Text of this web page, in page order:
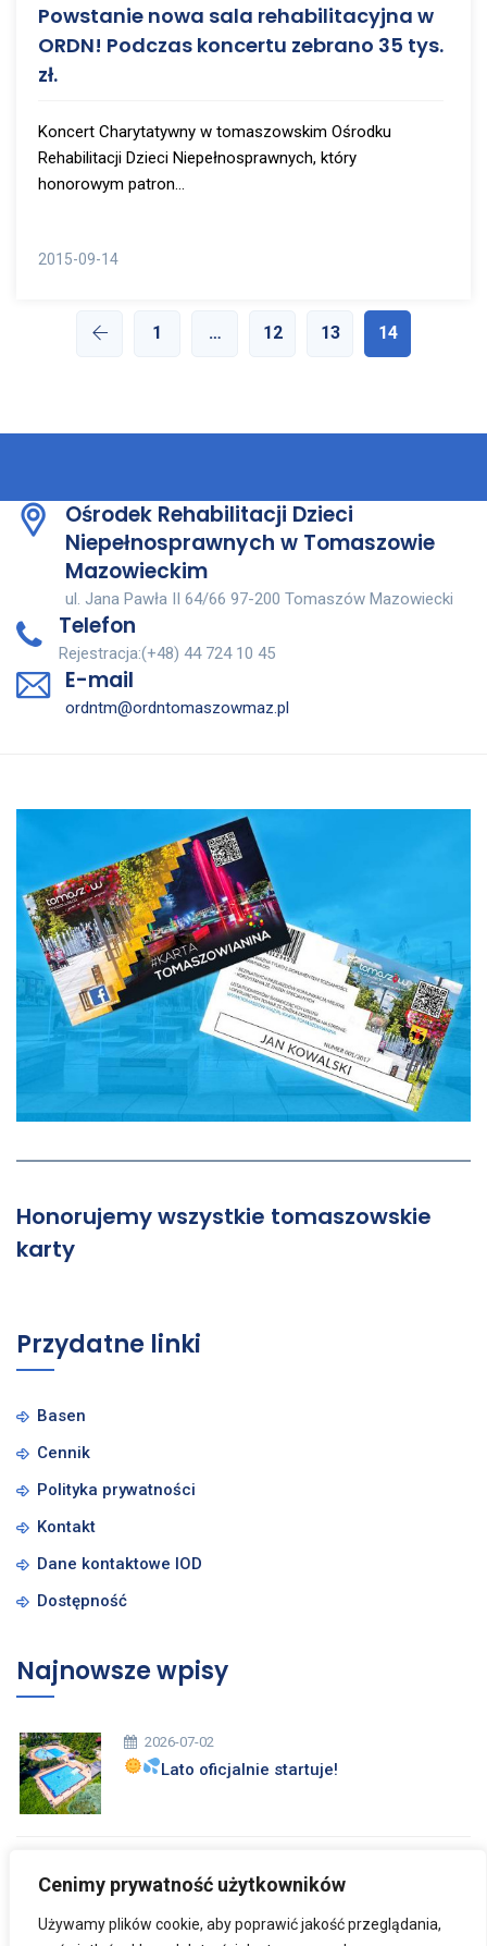
Cenimy prywatność użytkowników
Używamy plików cookie, aby poprawić jakość przeglądania,
Powstanie nowa sala rehabilitacyjna w
ORDN! Podczas koncertu zebrano 35 tys.
zł.
Koncert Charytatywny w tomaszowskim Ośrodku
Rehabilitacji Dzieci Niepełnosprawnych, który
honorowym patron...
2015-09-14
1 … 12 13 14
Ośrodek Rehabilitacji Dzieci
Niepełnosprawnych w Tomaszowie
Mazowieckim
ul. Jana Pawła II 64/66 97-200 Tomaszów Mazowiecki
Telefon
Rejestracja:(+48) 44 724 10 45
E-mail
ordntm@ordntomaszowmaz.pl
Honorujemy wszystkie tomaszowskie
karty
Przydatne linki
Basen
Cennik
Polityka prywatności
Kontakt
Dane kontaktowe IOD
Dostępność
Najnowsze wpisy
2026-07-02
Lato oficjalnie startuje!
Zdrowych i Wesołych Świąt Wielkanocnych